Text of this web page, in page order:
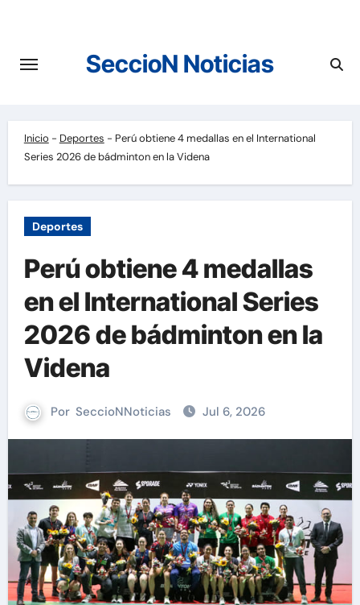
contenido
SeccioN Noticias
Inicio - Deportes - Perú obtiene 4 medallas en el International
Series 2026 de bádminton en la Videna
Deportes
Perú obtiene 4 medallas
en el International Series
2026 de bádminton en la
Videna
Por SeccioNNoticias Jul 6, 2026